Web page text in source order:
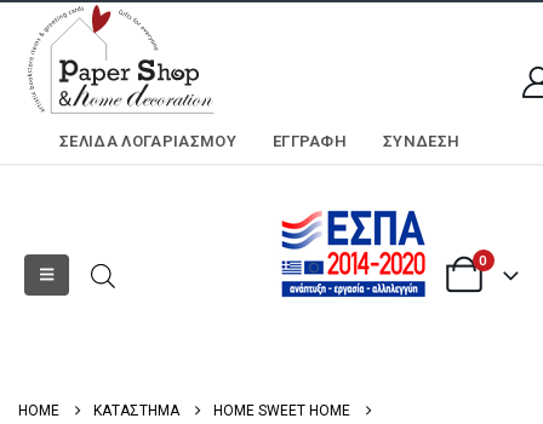
ΣΕΛΊΔΑ ΛΟΓΑΡΙΑΣΜΟΎ ΕΓΓΡΑΦΗ ΣΎΝΔΕΣΗ
0
HOME ΚΑΤΑΣΤΗΜΑ
HOME SWEET HOME